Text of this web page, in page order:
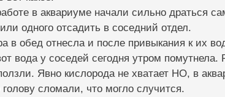
в аквариуме начали сильно драться
одного отсадить в соседний отдел.
в обед отнесла и после привыкания к их
вода у соседей сегодня утром
Явно кислорода не хватает НО, в
сломали, что могло случится.